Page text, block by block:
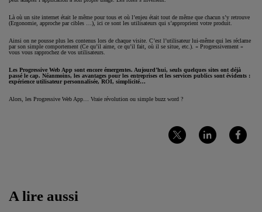
Là où un site internet était le même pour tous et où l’enjeu était tout de même que chacun s’y retrouve
(Ergonomie, approche par cibles …), ici ce sont les utilisateurs qui s’approprient votre produit.
Ainsi on ne pousse plus les contenus lors de chaque visite. C’est l’utilisateur lui-même qui les réclame
par son simple comportement (Ce qu’il aime, ce qu’il fait, où il se situe, etc.). « Progressivement »
vous vous rapprochez de vos utilisateurs.
Les Progressive Web App sont encore émergentes. Aujourd’hui, seuls quelques sites ont déjà
passé le cap. Néanmoins, les avantages pour les entreprises et les services publics sont évidents :
expérience utilisateur personnalisée, ROI, simplicité…
Alors, les Progressive Web App… Vraie révolution ou simple buzz word ?
A lire aussi